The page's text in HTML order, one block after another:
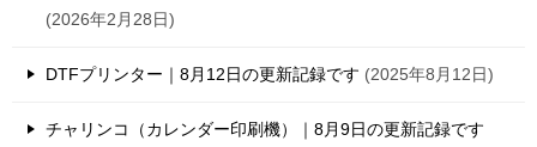
2026年2月28日
DTFプリンター｜8月12日の更新記録です 2025年8月12日
チャリンコ（カレンダー印刷機）｜8月9日の更新記録です